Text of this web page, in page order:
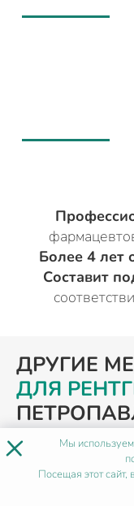
Более 4 лет
Составит
ДРУГИЕ
ДЛЯ
× Мы используем
Посещая этот